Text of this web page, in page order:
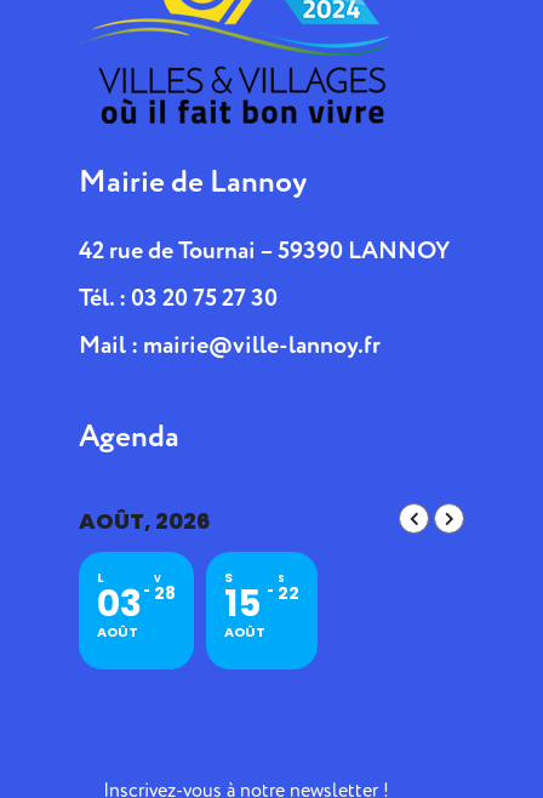
Mairie de Lannoy
42 rue de Tournai – 59390 LANNOY
Tél. : 03 20 75 27 30
Mail : mairie@ville-lannoy.fr
Agenda
AOÛT, 2026
L
03
AOÛT
V
28
S
15
AOÛT
S
22
Inscrivez-vous à notre newsletter !